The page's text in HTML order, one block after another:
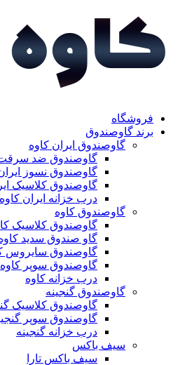
فروشگاه
برند گاوصندوق
گاوصندوق ایران کاوه
گاوصندوق ضد سرقت
گاوصندوق نسوز
گاوصندوق کلاسیک
درب خزانه ایران کاوه
گاوصندوق کاوه
گاوصندوق کلاسیک
گاو صندوق سدید
گاوصندوق سایروس
گاوصندوق سوپر کاوه
درب خزانه کاوه
گاوصندوق گنجینه
گاوصندوق کلاسیک
گاوصندوق سوپر
درب خزانه گنجینه
سیف باکس
سیف باکس تارا